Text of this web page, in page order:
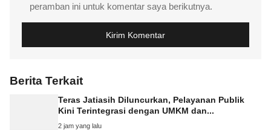
peramban ini untuk komentar saya berikutnya.
Berita Terkait
Teras Jatiasih Diluncurkan, Pelayanan Publik
Kini Terintegrasi dengan UMKM dan...
2 jam yang lalu